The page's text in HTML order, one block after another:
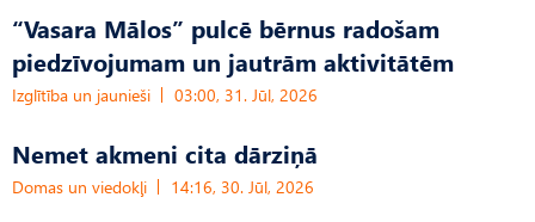
“Vasara Mālos” pulcē bērnus radošam
piedzīvojumam un jautrām aktivitātēm
Izglītība un jaunieši 03:00, 31. Jūl, 2026
Nemet akmeni cita dārziņā
Domas un viedokļi 14:16, 30. Jūl, 2026